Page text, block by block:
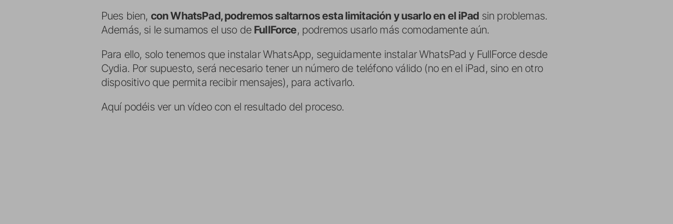
Pues bien, con WhatsPad, podremos saltarnos esta limitación y usarlo en el iPad sin problemas.
Además, si le sumamos el uso de FullForce, podremos usarlo más comodamente aún.
Para ello, solo tenemos que instalar WhatsApp, seguidamente instalar WhatsPad y FullForce desde
Cydia. Por supuesto, será necesario tener un número de teléfono válido (no en el iPad, sino en otro
dispositivo que permita recibir mensajes), para activarlo.
Aquí podéis ver un vídeo con el resultado del proceso.